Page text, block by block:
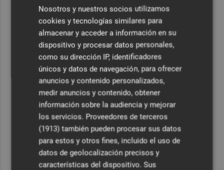
Nosotros y nuestros socios utilizamos
cookies y tecnologías similares para
almacenar y acceder a información en su
dispositivo y procesar datos personales,
como su dirección IP, identificadores
únicos y datos de navegación, para ofrecer
anuncios y contenido personalizados,
medir anuncios y contenido, obtener
información sobre la audiencia y mejorar
los servicios. Proveedores de terceros
(1913) también pueden procesar sus datos
para estos y otros fines, incluido el uso de
datos de geolocalización precisos y
características del dispositivo. Sus